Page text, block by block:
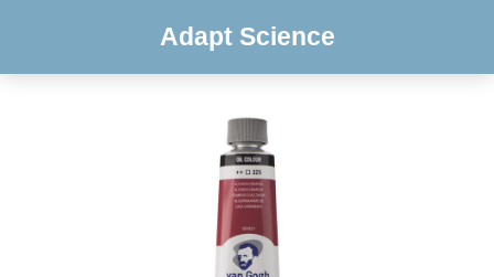
Adapt Science